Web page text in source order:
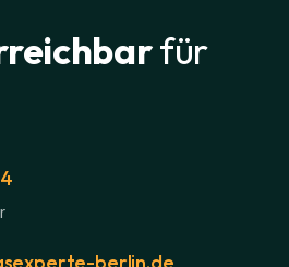
für